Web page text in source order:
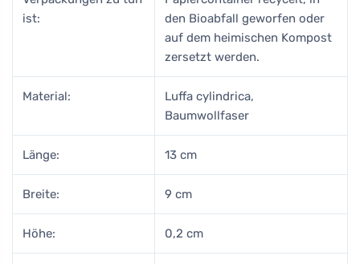
ist:
den Bioabfall geworfen oder
auf dem heimischen Kompost
zersetzt werden.
Material:
Luffa cylindrica,
Baumwollfaser
Länge: 13 cm
Breite: 9 cm
Höhe: 0,2 cm